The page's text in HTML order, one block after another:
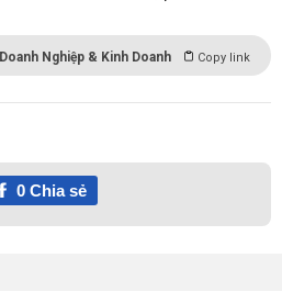
Doanh Nghiệp & Kinh Doanh Copy link
0Chia sẻ